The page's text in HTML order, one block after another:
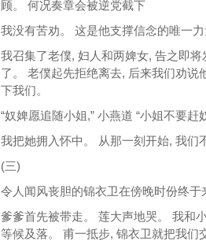
顾。 何况奏章会被逆党截下
我没有苦劝。 这是他支撑信念的唯一
我召集了老僕, 妇人和两婢女, 告之即
了。 老僕起先拒绝离去, 后来我们劝
下我们。
“奴婢愿追随小姐,” 小燕道 “小姐不要
我把她拥入怀中。 从那一刻开始, 我们
(三)
令人闻风丧胆的锦衣卫在傍晚时份终于
爹爹首先被带走。 莲大声地哭。 我和
等候及落。 甫一抵步, 锦衣卫就把我们